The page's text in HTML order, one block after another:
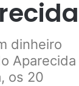
dinheiro
Aparecida
os 20